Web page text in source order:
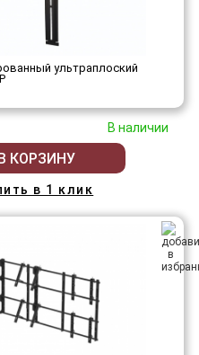
ультраплоский
В наличии
КОРЗИНУ
в 1 клик